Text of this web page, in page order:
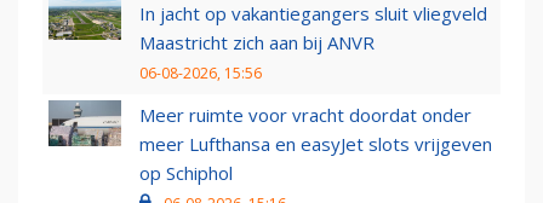
In jacht op vakantiegangers sluit vliegveld
Maastricht zich aan bij ANVR
06-08-2026, 15:56
Meer ruimte voor vracht doordat onder
meer Lufthansa en easyJet slots vrijgeven
op Schiphol